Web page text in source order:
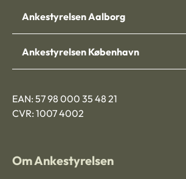
Ankestyrelsen Aalborg
Ankestyrelsen København
EAN: 57 98 000 35 48 21
CVR: 1007 4002
Om Ankestyrelsen